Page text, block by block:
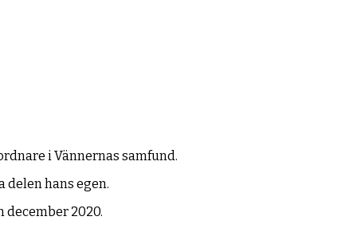
i Vännernas samfund.
hans egen.
december 2020.